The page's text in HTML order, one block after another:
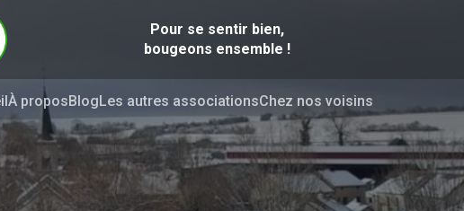
Pour se sentir bien,
bougeons ensemble !
À proposBlogLes autres associationsChez nos voisins